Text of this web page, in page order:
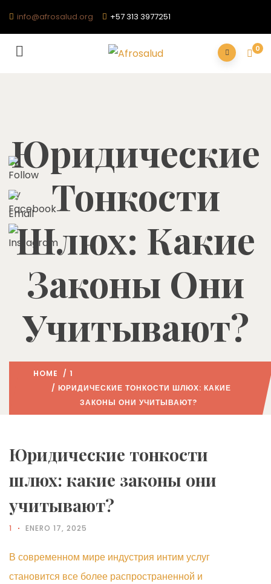
info@afrosalud.org +57 313 3977251
0
Юридические
Тонкости
Шлюх: Какие
Законы Они
Учитывают?
HOME / 1
/ ЮРИДИЧЕСКИЕ ТОНКОСТИ ШЛЮХ: КАКИЕ
ЗАКОНЫ ОНИ УЧИТЫВАЮТ?
Юридические тонкости
шлюх: какие законы они
учитывают?
1 ENERO 17, 2025
В современном мире индустрия интим услуг
становится все более распространенной и